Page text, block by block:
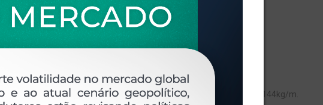
Taxas R$ 0,00
Disponibilidade:
Em estoque
OVERVIEW
Perfil extrudado de alumínio para METAL XÁ, com peso linear de 0,144kg/m.